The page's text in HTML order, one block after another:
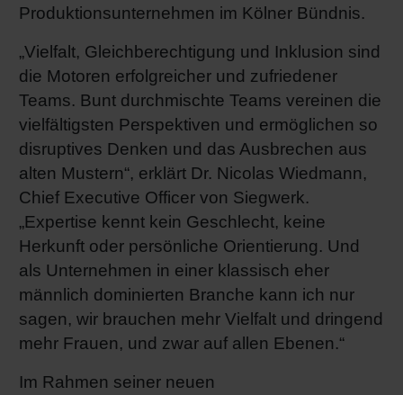
Produktionsunternehmen im Kölner Bündnis.
„Vielfalt, Gleichberechtigung und Inklusion sind
die Motoren erfolgreicher und zufriedener
Teams. Bunt durchmischte Teams vereinen die
vielfältigsten Perspektiven und ermöglichen so
disruptives Denken und das Ausbrechen aus
alten Mustern“, erklärt Dr. Nicolas Wiedmann,
Chief Executive Officer von Siegwerk.
„Expertise kennt kein Geschlecht, keine
Herkunft oder persönliche Orientierung. Und
als Unternehmen in einer klassisch eher
männlich dominierten Branche kann ich nur
sagen, wir brauchen mehr Vielfalt und dringend
mehr Frauen, und zwar auf allen Ebenen.“
Im Rahmen seiner neuen